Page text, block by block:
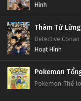
Hình
Thám Tử
Detective Conan
Hoạt Hình
Pokemon
Pokemon Thể